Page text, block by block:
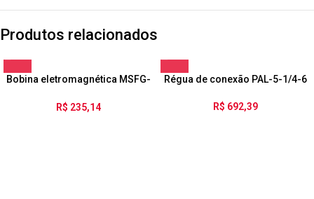
Produtos relacionados
Bobina eletromagnética MSFG-
R$ 235,14
Régua de conexão PAL-5-1/4-6
R$ 692,39